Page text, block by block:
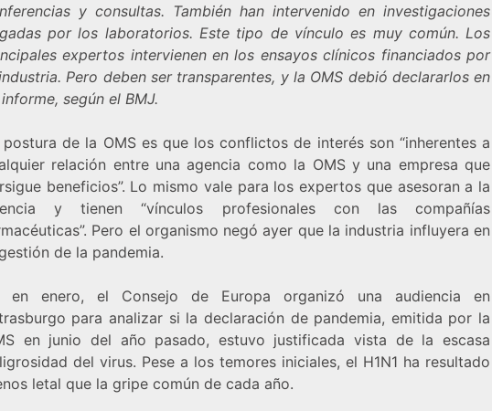
y consultas. También han intervenido en investigaciones
por los laboratorios. Este tipo de vínculo es muy común. Los
expertos intervienen en los ensayos clínicos financiados por
Pero deben ser transparentes, y la OMS debió declararlos en
según el BMJ.
postura de la OMS es que los conflictos de interés son “inherentes a
relación entre una agencia como la OMS y una empresa que
beneficios”. Lo mismo vale para los expertos que asesoran a la
y tienen “vínculos profesionales con las compañías
Pero el organismo negó ayer que la industria influyera en
de la pandemia.
en enero, el Consejo de Europa organizó una audiencia en
para analizar si la declaración de pandemia, emitida por la
en junio del año pasado, estuvo justificada vista de la escasa
del virus. Pese a los temores iniciales, el H1N1 ha resultado
letal que la gripe común de cada año.